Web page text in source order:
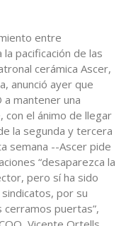
entre
pacificación de las
cerámica Ascer,
anunció ayer que
a mantener una
el ánimo de llegar
la segunda y tercera
semana --Ascer pide
“desaparezca la
pero sí ha sido
sindicatos, por su
puertas”,